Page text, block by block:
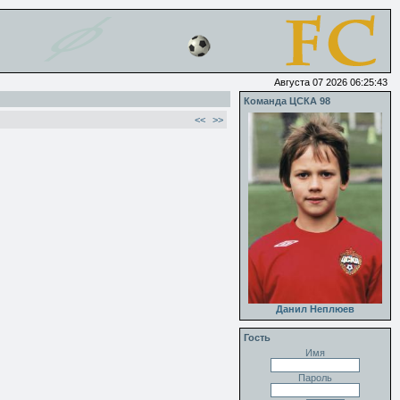
Августа 07 2026 06:25:43
<< >>
Команда ЦСКА 98
Данил Неплюев
Гость
Имя
Пароль